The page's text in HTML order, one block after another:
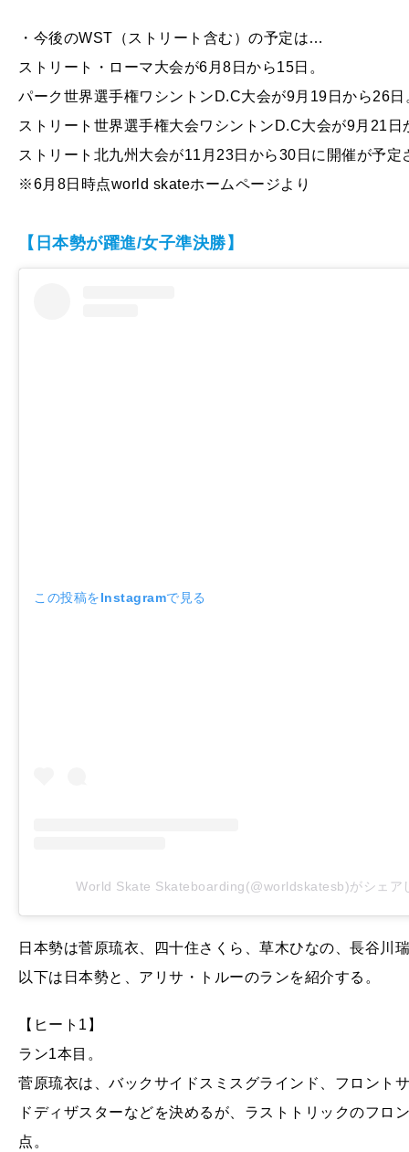
・今後のWST（ストリート含む）の予定は…
ストリート・ローマ大会が6月8日から15日。
パーク世界選手権ワシントンD.C大会が9月19日から26日
ストリート世界選手権大会ワシントンD.C大会が9月21日
ストリート北九州大会が11月23日から30日に開催が予定
※6月8日時点world skateホームページより
【日本勢が躍進/女子準決勝】
この投稿をInstagramで見る
World Skate Skateboarding(@worldskatesb)がシェア
日本勢は菅原琉衣、四十住さくら、草木ひなの、長谷川
以下は日本勢と、アリサ・トルーのランを紹介する。
【ヒート1】
ラン1本目。
菅原琉衣は、バックサイドスミスグラインド、フロント
ドディザスターなどを決めるが、ラストトリックのフロ
点。